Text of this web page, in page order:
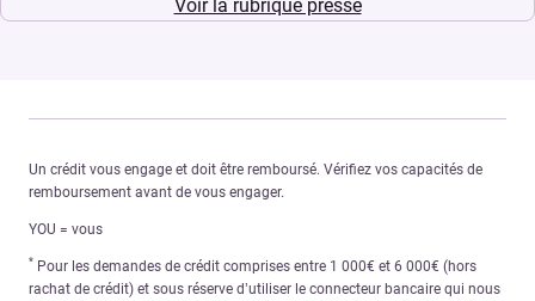
Voir la rubrique presse
Un crédit vous engage et doit être remboursé. Vérifiez vos capacités de
remboursement avant de vous engager.
YOU = vous
* Pour les demandes de crédit comprises entre 1 000€ et 6 000€ (hors
rachat de crédit) et sous réserve d’utiliser le connecteur bancaire qui nous